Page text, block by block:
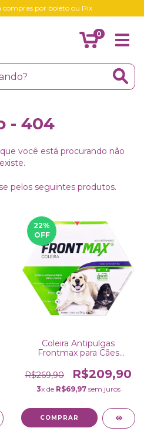
compras por boleto ou Pix
0
- 404
você está procurando não
existe.
pelos seguintes produtos.
22%
OFF
Coleira Antipulgas
Frontmax para Cães
Vetoquinol
R$269,90 R$209,90
3x de R$69,97sem juros